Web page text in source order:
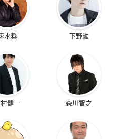
水奨 下野紘
健一 森川智之